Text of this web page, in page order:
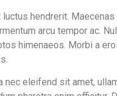
hendrerit.
arcu tempor ac.
himenaeos. Morbi a
nec eleifend sit amet,